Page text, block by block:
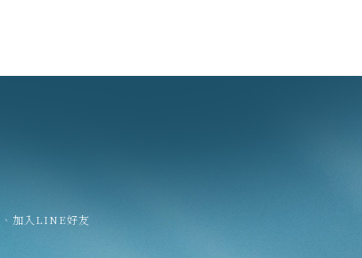
、 加入LINE好友